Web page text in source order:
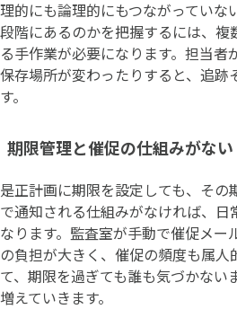
理的にも論理的にもつながっていな
段階にあるのかを把握するには、
る手作業が必要になります。担当者
保存場所が変わったりすると、追跡
す。
期限管理と催促の仕組みがない
是正計画に期限を設定しても、その
で通知される仕組みがなければ、日
なります。監査室が手動で催促メー
の負担が大きく、催促の頻度も属人
て、期限を過ぎても誰も気づかない
増えていきます。